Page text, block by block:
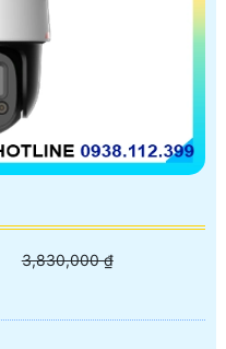
3,830,000 ₫